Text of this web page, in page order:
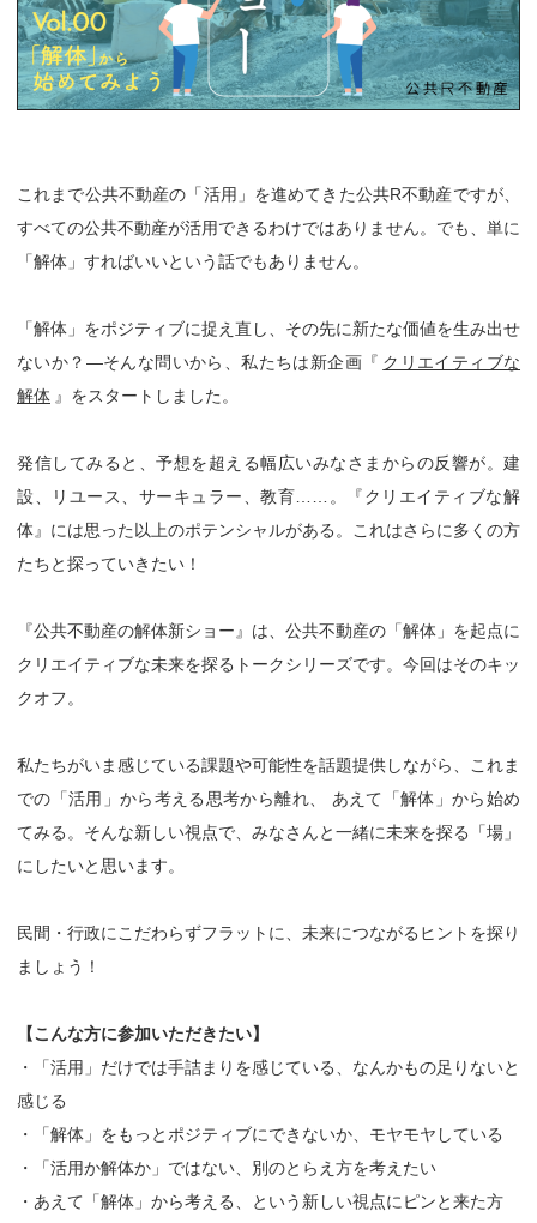
これまで公共不動産の「活用」を進めてきた公共R不動産ですが、
すべての公共不動産が活用できるわけではありません。でも、単に
「解体」すればいいという話でもありません。
「解体」をポジティブに捉え直し、その先に新たな価値を生み出せ
ないか？—そんな問いから、私たちは新企画『 クリエイティブな
解体 』をスタートしました。
発信してみると、予想を超える幅広いみなさまからの反響が。建
設、リユース、サーキュラー、教育……。『クリエイティブな解
体』には思った以上のポテンシャルがある。これはさらに多くの方
たちと探っていきたい！
『公共不動産の解体新ショー』は、公共不動産の「解体」を起点に
クリエイティブな未来を探るトークシリーズです。今回はそのキッ
クオフ。
私たちがいま感じている課題や可能性を話題提供しながら、これま
での「活用」から考える思考から離れ、 あえて「解体」から始め
てみる。そんな新しい視点で、みなさんと一緒に未来を探る「場」
にしたいと思います。
民間・行政にこだわらずフラットに、未来につながるヒントを探り
ましょう！
【こんな方に参加いただきたい】
・「活用」だけでは手詰まりを感じている、なんかもの足りないと
感じる
・「解体」をもっとポジティブにできないか、モヤモヤしている
・「活用か解体か」ではない、別のとらえ方を考えたい
・あえて「解体」から考える、という新しい視点にピンと来た方